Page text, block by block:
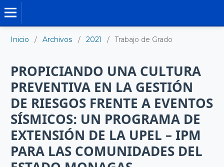
Inicio / Archivos / 2021 / Trabajo de Grado
PROPICIANDO UNA CULTURA
PREVENTIVA EN LA GESTIÓN
DE RIESGOS FRENTE A EVENTOS
SÍSMICOS: UN PROGRAMA DE
EXTENSIÓN DE LA UPEL – IPM
PARA LAS COMUNIDADES DEL